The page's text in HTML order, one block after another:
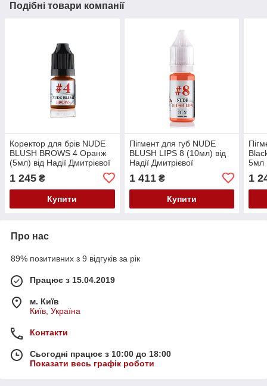
Подібні товари компанії
Коректор для брів NUDE
BLUSH BROWS 4 Оранж
(5мл) від Надії Дмитрієвої
1 245 ₴
Купити
Пігмент для губ NUDE
BLUSH LIPS 8 (10мл) від
Надії Дмитрієвої
1 411₴
Купити
5мл
1
Про нас
89% позитивних з 9 відгуків за рік
Працює з 15.04.2019
м. Київ
Київ, Україна
Контакти
Сьогодні працює з 10:00 до 18:00
Показати весь графік роботи